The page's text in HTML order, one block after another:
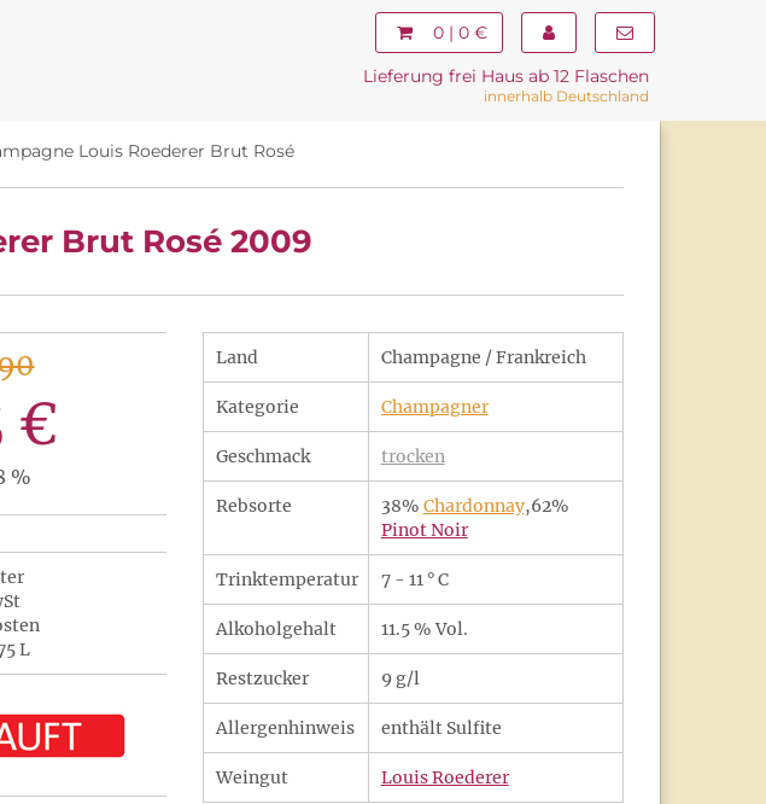
0 | 0 €
Lieferung frei Haus ab 12 Flaschen
innerhalb Deutschland
Louis Roederer Brut Rosé
Brut Rosé 2009
€
%
L
Land Champagne / Frankreich
Kategorie Champagner
Geschmack trocken
Rebsorte 38% Chardonnay,62%
Pinot Noir
Trinktemperatur 7 - 11 ° C
Alkoholgehalt 11.5 % Vol.
Restzucker 9 g/l
Allergenhinweis enthält Sulfite
Weingut Louis Roederer